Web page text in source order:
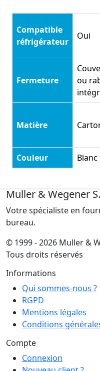
Compatible
réfrigérateur
Oui
Fermeture
ou
Matière
Couleur Blanc
Muller & Wegener
Votre spécialiste en
bureau.
© 1999 - 2026 Muller &
Tous droits réservés
Informations
Qui sommes-nous ?
RGPD
Mentions légales
Conditions
Compte
Connexion